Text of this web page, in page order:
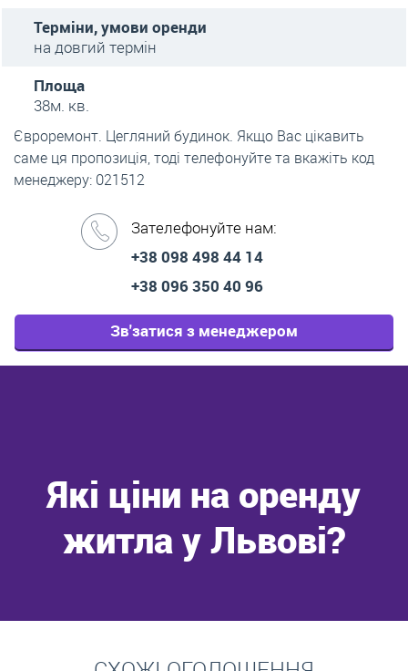
Терміни, умови оренди
на довгий термін
Площа
38м. кв.
Євроремонт. Цегляний будинок. Якщо Вас цікавить
саме ця пропозиція, тоді телефонуйте та вкажіть код
менеджеру: 021512
Зателефонуйте нам:
+38 098 498 44 14
+38 096 350 40 96
Зв'затися з менеджером
Які ціни на оренду
житла у Львові?